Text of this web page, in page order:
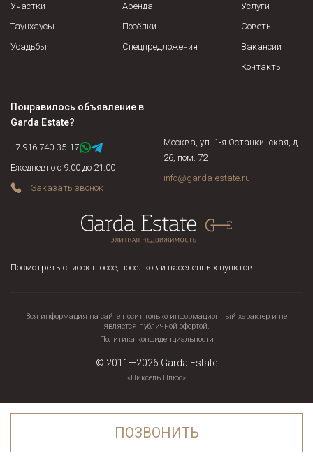
Участки
Таунхаусы
Усадьбы
Аренда
Посёлки
Спецпредложения
Услуги
Советы
Вакансии
Контакты
Понравилось объявление в
Garda Estate?
+7 916 740-35-17
Ежедневно с 9:00 до 21:00
Заказать звонок
Москва, ул. 1-я Останкинская, д.
26, пом. 72
info@garda-estate.ru
Посмотреть список шоссе, поселков и населенных пунктов
Вся информация на сайте носит только информационный характер и не
является публичной офертой.
Политика конфиденциальности
© 2011—2026 Garda Estate
«Пиксель Плюс»
ПОЗВОНИТЬ